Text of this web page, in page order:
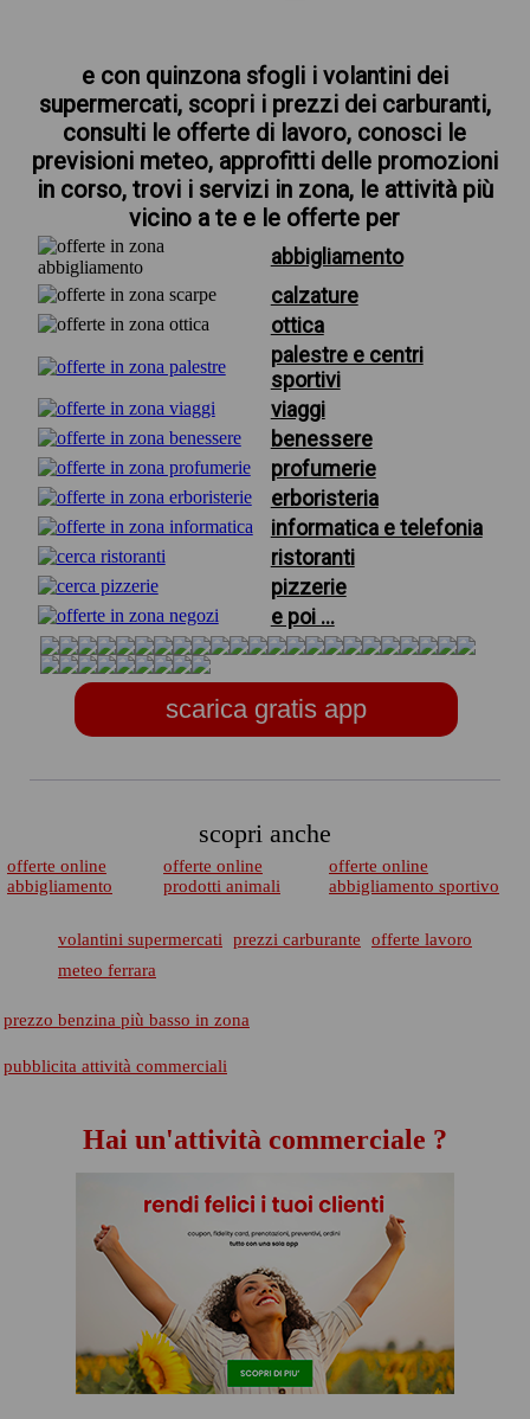
e con quinzona sfogli i volantini dei
supermercati, scopri i prezzi dei carburanti,
consulti le offerte di lavoro, conosci le
previsioni meteo, approfitti delle promozioni
in corso, trovi i servizi in zona, le attività più
vicino a te e le offerte per
abbigliamento
calzature
ottica
palestre e centri
sportivi
viaggi
benessere
profumerie
erboristeria
informatica e telefonia
ristoranti
pizzerie
e poi ...
scarica gratis app
scopri anche
offerte online
abbigliamento
offerte online
prodotti animali
offerte online
abbigliamento sportivo
volantini supermercati prezzi carburante
offerte lavoro
meteo ferrara
prezzo benzina più basso in zona
pubblicita attività commerciali
Hai un'attività commerciale ?